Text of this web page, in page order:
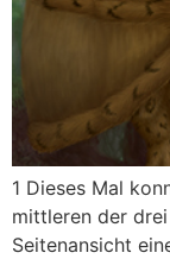
1 Dieses Mal
mittleren der
Seitenansicht